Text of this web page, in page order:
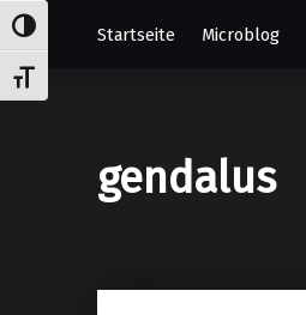
Umschalten auf hohe Kontraste
Schrift vergrößern
Startseite
Microblog
gendalus